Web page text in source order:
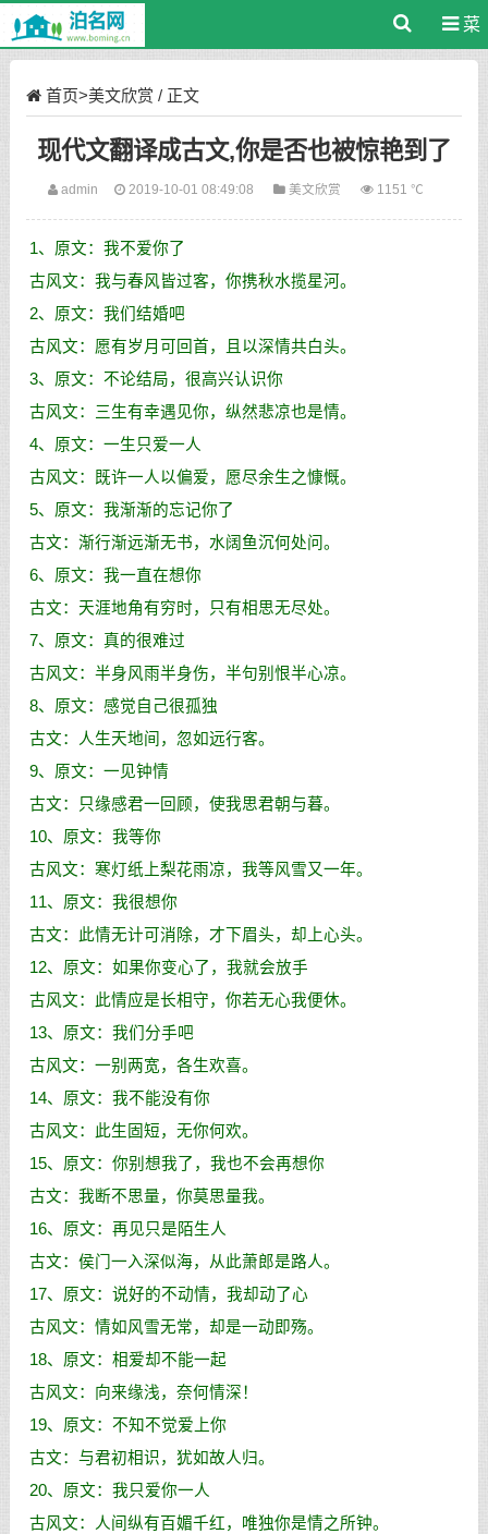
菜
首页>美文欣赏 / 正文
现代文翻译成古文,你是否也被惊艳到了
admin 2019-10-01 08:49:08 美文欣赏 1151 ℃
1、原文：我不爱你了
古风文：我与春风皆过客，你携秋水揽星河。
2、原文：我们结婚吧
古风文：愿有岁月可回首，且以深情共白头。
3、原文：不论结局，很高兴认识你
古风文：三生有幸遇见你，纵然悲凉也是情。
4、原文：一生只爱一人
古风文：既许一人以偏爱，愿尽余生之慷慨。
5、原文：我渐渐的忘记你了
古文：渐行渐远渐无书，水阔鱼沉何处问。
6、原文：我一直在想你
古文：天涯地角有穷时，只有相思无尽处。
7、原文：真的很难过
古风文：半身风雨半身伤，半句别恨半心凉。
8、原文：感觉自己很孤独
古文：人生天地间，忽如远行客。
9、原文：一见钟情
古文：只缘感君一回顾，使我思君朝与暮。
10、原文：我等你
古风文：寒灯纸上梨花雨凉，我等风雪又一年。
11、原文：我很想你
古文：此情无计可消除，才下眉头，却上心头。
12、原文：如果你变心了，我就会放手
古风文：此情应是长相守，你若无心我便休。
13、原文：我们分手吧
古风文：一别两宽，各生欢喜。
14、原文：我不能没有你
古风文：此生固短，无你何欢。
15、原文：你别想我了，我也不会再想你
古文：我断不思量，你莫思量我。
16、原文：再见只是陌生人
古文：侯门一入深似海，从此萧郎是路人。
17、原文：说好的不动情，我却动了心
古风文：情如风雪无常，却是一动即殇。
18、原文：相爱却不能一起
古风文：向来缘浅，奈何情深！
19、原文：不知不觉爱上你
古文：与君初相识，犹如故人归。
20、原文：我只爱你一人
古风文：人间纵有百媚千红，唯独你是情之所钟。